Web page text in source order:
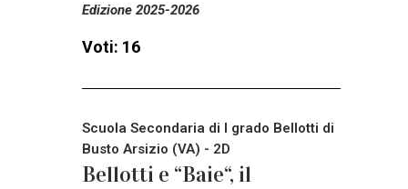
Edizione 2025-2026
Voti: 16
Scuola Secondaria di I grado Bellotti di
Busto Arsizio (VA) - 2D
Bellotti e “Baie“, il